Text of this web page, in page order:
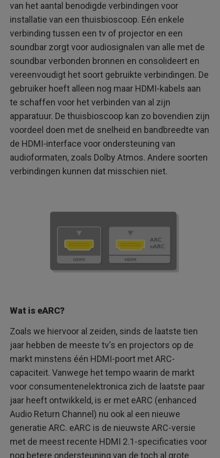
van het aantal benodigde verbindingen voor
installatie van een thuisbioscoop. Eén enkele
verbinding tussen een tv of projector en een
soundbar zorgt voor audiosignalen van alle met de
soundbar verbonden bronnen en consolideert en
vereenvoudigt het soort gebruikte verbindingen. De
gebruiker hoeft alleen nog maar HDMI-kabels aan
te schaffen voor het verbinden van al zijn
apparatuur. De thuisbioscoop kan zo bovendien zijn
voordeel doen met de snelheid en bandbreedte van
de HDMI-interface voor ondersteuning van
audioformaten, zoals Dolby Atmos. Andere soorten
verbindingen kunnen dat misschien niet.
Wat is eARC?
Zoals we hiervoor al zeiden, sinds de laatste tien
jaar hebben de meeste tv's en projectors op de
markt minstens één HDMI-poort met ARC-
capaciteit. Vanwege het tempo waarin de markt
voor consumentenelektronica zich de laatste paar
jaar heeft ontwikkeld, is er met eARC (enhanced
Audio Return Channel) nu ook al een nieuwe
generatie ARC. eARC is de nieuwste ARC-versie
met de meest recente HDMI 2.1-specificaties voor
nog betere ondersteuning van de toch al grote